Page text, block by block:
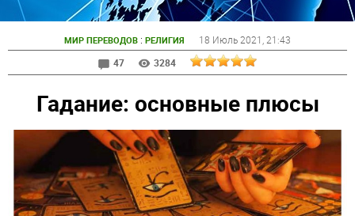
МИР ПЕРЕВОДОВ : РЕЛИГИЯ 18 Июль 2021 , 21:43
47
3284
Гадание: основные плюсы